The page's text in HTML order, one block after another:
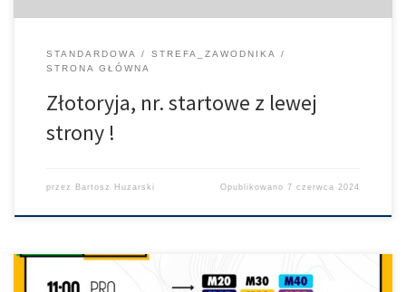
STANDARDOWA
STREFA_ZAWODNIKA
STRONA GŁÓWNA
Złotoryja, nr. startowe z lewej
strony !
przez Bartosz Huzarski Opublikowano7 czerwca 2024